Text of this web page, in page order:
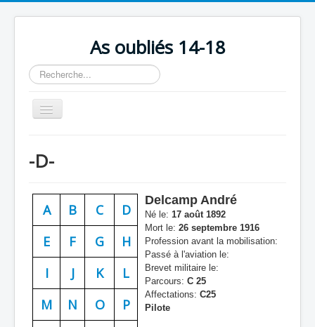
As oubliés 14-18
Rechercher
Basculer
la
Chronologie
Escadrilles
Organisation
Avions
Formation
Doctrines
-D-
A B C
D
E
F G
H
I
J K
L
M
N O
P
Delcamp André
Né le: 17 août 1892
Mort le: 26 septembre 1916
Profession avant la mobilisation:
Passé à l'aviation le:
Brevet militaire le:
Parcours: C 25
Affectations: C25
Pilote